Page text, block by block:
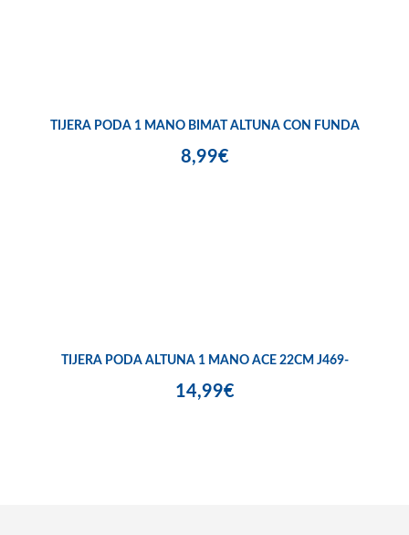
TIJERA PODA 1 MANO BIMAT ALTUNA CON FUNDA
8,99€
TIJERA PODA ALTUNA 1 MANO ACE 22CM J469-
14,99€